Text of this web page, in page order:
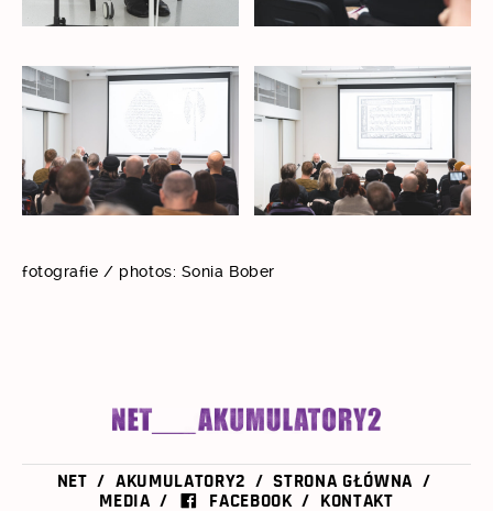
fotografie / photos: Sonia Bober
NET AKUMULATORY2
STRONA GŁÓWNA
MEDIA
FACEBOOK KONTAKT